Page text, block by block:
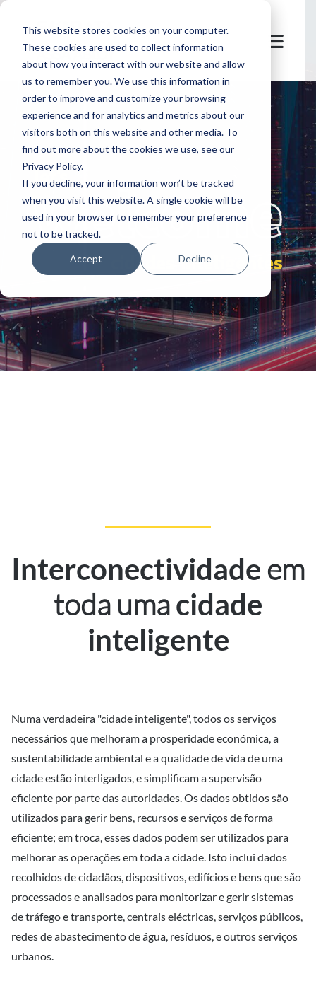
This website stores cookies on your computer.
These cookies are used to collect information
about how you interact with our website and allow
us to remember you. We use this information in
order to improve and customize your browsing
experience and for analytics and metrics about our
visitors both on this website and other media. To
find out more about the cookies we use, see our
Privacy Policy.
If you decline, your information won’t be tracked
when you visit this website. A single cookie will be
used in your browser to remember your preference
not to be tracked.
Accept Decline
let's
welcome
cidades inteligentes
Interconectividade em
toda umacidade
inteligente
Numa verdadeira "cidade inteligente", todos os serviços
necessários que melhoram a prosperidade económica, a
sustentabilidade ambiental e a qualidade de vida de uma
cidade estão interligados, e simplificam a supervisão
eficiente por parte das autoridades. Os dados obtidos são
utilizados para gerir bens, recursos e serviços de forma
eficiente; em troca, esses dados podem ser utilizados para
melhorar as operações em toda a cidade. Isto inclui dados
recolhidos de cidadãos, dispositivos, edifícios e bens que são
processados e analisados para monitorizar e gerir sistemas
de tráfego e transporte, centrais eléctricas, serviços públicos,
redes de abastecimento de água, resíduos, e outros serviços
urbanos.